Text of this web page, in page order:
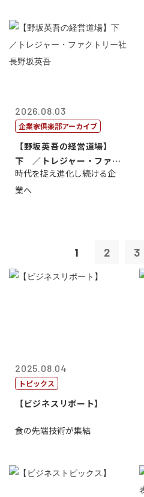
2026.08.03
企業家倶楽部アーカイブ
【野坂英吾の経営道場】
下 ／トレジャー・ファク
トリー社長野坂...
時代を捉え進化し続ける企
業へ
1 2 3
2025.08.04
トピックス
【ビジネスリポート】
食の先端技術が集結